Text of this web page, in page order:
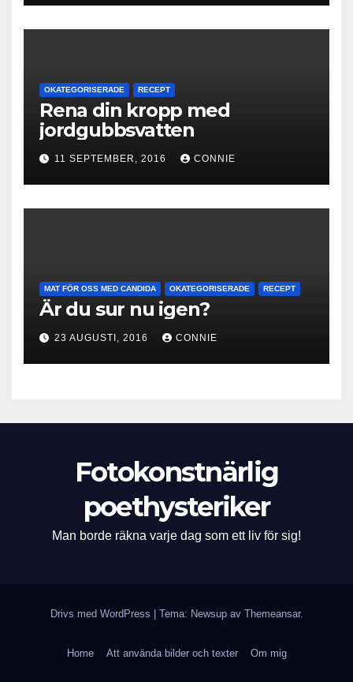
OKATEGORISERADE RECEPT
Rena din kropp med
jordgubbsvatten
11 SEPTEMBER, 2016 CONNIE
MAT FÖR OSS MED CANDIDA OKATEGORISERADE RECEPT
Är du sur nu igen?
23 AUGUSTI, 2016 CONNIE
Fotokonstnärlig
poethysteriker
Man borde räkna varje dag som ett liv för sig!
Drivs med WordPress Tema: Newsup av Themeansar.
Home Att använda bilder och texter Om mig